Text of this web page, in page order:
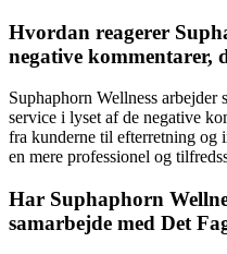
Hvordan reagerer
negative kommentarer,
Suphaphorn Wellness arbejder
service i lyset af de negative
fra kunderne til efterretning og
en mere professionel og
Har Suphaphorn
samarbejde med Det